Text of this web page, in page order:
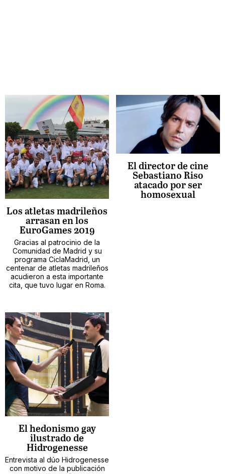
Los atletas madrileños
arrasan en los
EuroGames 2019
Gracias al patrocinio de la
Comunidad de Madrid y su
programa CiclaMadrid, un
centenar de atletas madrileños
acudieron a esta importante
cita, que tuvo lugar en Roma.
El director de cine
Sebastiano Riso
atacado por ser
homosexual
El hedonismo gay
ilustrado de
Hidrogenesse
Entrevista al dúo Hidrogenesse
con motivo de la publicación